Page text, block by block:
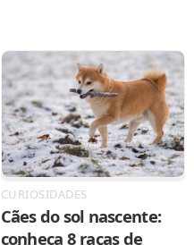
CURIOSIDADES
Cães do sol nascente:
conheça 8 raças de